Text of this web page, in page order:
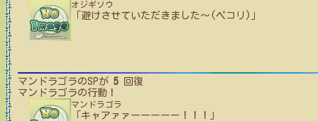
オジギソウ
「避けさせていただきました〜(ペコリ)」
マンドラゴラのSPが 5 回復
マンドラゴラの行動！
マンドラゴラ
「キャアァァーーーーー！！！」